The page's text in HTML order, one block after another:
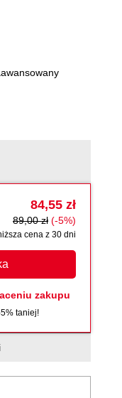
84,55 zł
89,00 zł (-5%)
cena z 30 dni
zakupu
taniej!